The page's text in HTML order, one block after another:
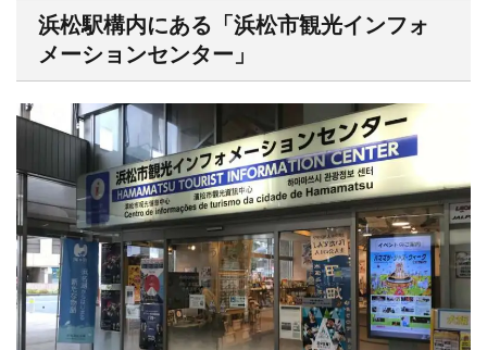
浜松駅構内にある「浜松市観光インフォ
メーションセンター」